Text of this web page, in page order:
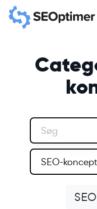
SEO-